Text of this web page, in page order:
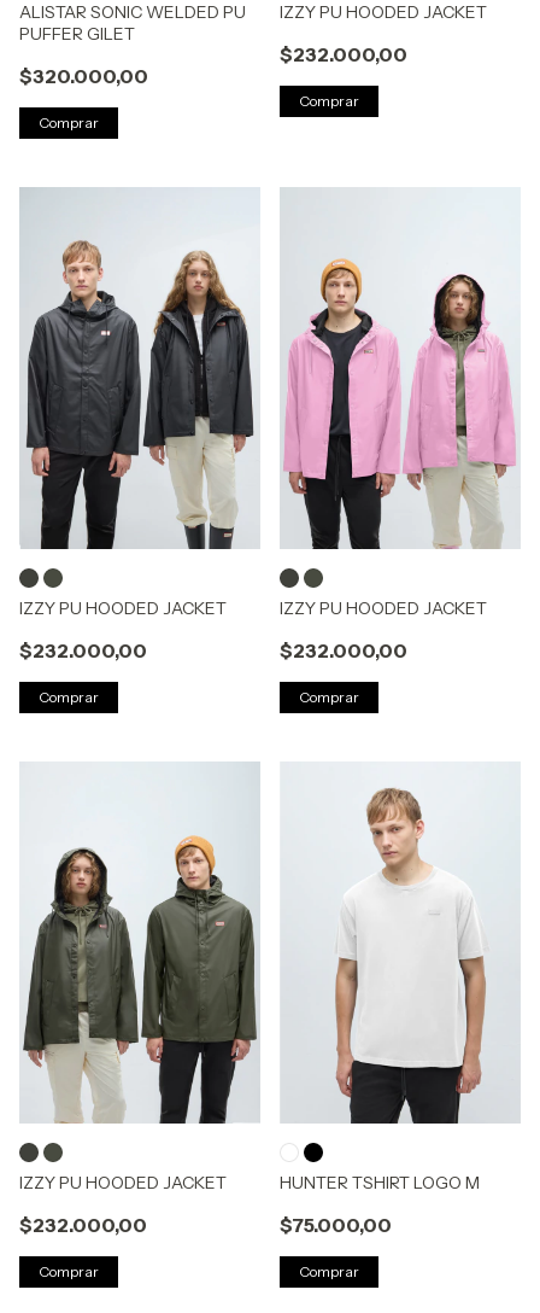
ALISTAR SONIC WELDED PU
PUFFER GILET
$320.000,00
Comprar
IZZY PU HOODED JACKET
$232.000,00
Comprar
IZZY PU HOODED JACKET
$232.000,00
Comprar
IZZY PU HOODED JACKET
$232.000,00
Comprar
IZZY PU HOODED JACKET
$232.000,00
Comprar
HUNTER TSHIRT LOGO M
$75.000,00
Comprar